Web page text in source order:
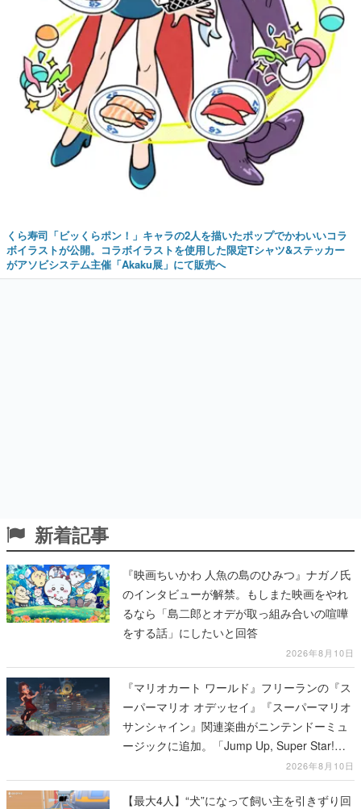
くら寿司「ビッくらポン！」キャラの2人を描いたポップでかわいいコラ
ボイラストが公開。コラボイラストを使用した限定Tシャツ&ステッカー
がアソビシステム主催「Akaku展」にて販売へ
新着記事
『映画ちいかわ 人魚の島のひみつ』ナガノ氏
のインタビューが解禁。もしまた映画をやれ
るなら「島二郎とオデが取っ組み合いの喧嘩
をする話」にしたいと回答
2026年8月10日
『マリオカート ワールド』フリーランの『ス
ーパーマリオ オデッセイ』『スーパーマリオ
サンシャイン』関連楽曲がニンテンドーミュ
ージックに追加。「Jump Up, Super Star!」
「ドルピックタウン」など計14曲が配信
2026年8月10日
【最大4人】“犬”になって飼い主を引きずり回